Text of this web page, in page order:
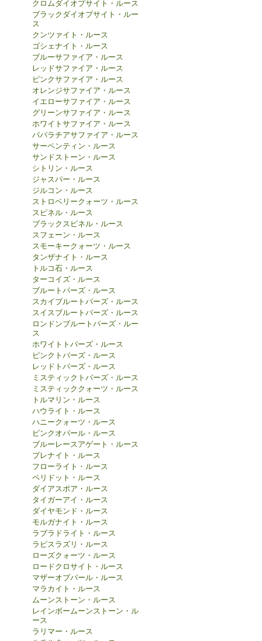
クロムダイオプサイト・ルース
ブラックダイオプサイト・ルー
ス
クンツァイト・ルース
ゴシェナイト・ルース
ブルーサファイア・ルース
レッドサファイア・ルース
ピンクサファイア・ルース
オレンジサファイア・ルース
イエローサファイア・ルース
グリーンサファイア・ルース
ホワイトサファイア・ルース
パパラチアサファイア・ルース
サーペンティン・ルース
サンドストーン・ルース
シトリン・ルース
ジャスパー・ルース
ジルコン・ルース
ストロベリークォーツ・ルース
スピネル・ルース
ブラックスピネル・ルース
スフェーン・ルース
スモーキークォーツ・ルース
タンザナイト・ルース
トルコ石・ルース
ターコイズ・ルース
ブルートパーズ・ルース
スカイブルートパーズ・ルース
スイスブルートパーズ・ルース
ロンドンブルートパーズ・ルー
ス
ホワイトトパーズ・ルース
ピンクトパーズ・ルース
レッドトパーズ・ルース
ミスティックトパーズ・ルース
ミスティッククォーツ・ルース
トルマリン・ルース
ハウライト・ルース
ハニークォーツ・ルース
ピンクオパール・ルース
ブルーレースアゲート・ルース
プレナイト・ルース
フローライト・ルース
ペリドット・ルース
ダイアスポア・ルース
タイガーアイ・ルース
ダイヤモンド・ルース
モルガナイト・ルース
ラブラドライト・ルース
ラピスラズリ・ルース
ローズクォーツ・ルース
ロードクロサイト・ルース
マザーオブパール・ルース
マラカイト・ルース
ムーンストーン・ルース
レインボームーンストーン・ル
ース
ラリマー・ルース